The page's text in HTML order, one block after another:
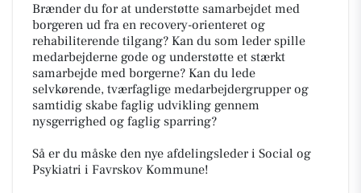
Brænder du for at understøtte samarbejdet med
borgeren ud fra en recovery-orienteret og
rehabiliterende tilgang? Kan du som leder spille
medarbejderne gode og understøtte et stærkt
samarbejde med borgerne? Kan du lede
selvkørende, tværfaglige medarbejdergrupper og
samtidig skabe faglig udvikling gennem
nysgerrighed og faglig sparring?
Så er du måske den nye afdelingsleder i Social og
Psykiatri i Favrskov Kommune!